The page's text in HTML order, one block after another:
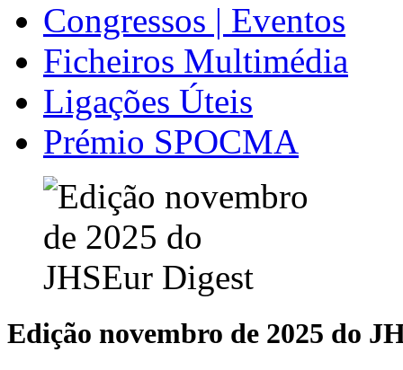
Congressos | Eventos
Ficheiros Multimédia
Ligações Úteis
Prémio SPOCMA
Edição novembro de 2025 do